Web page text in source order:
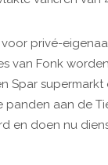
privé-
van Fonk
Spar
panden aan de
en doen nu